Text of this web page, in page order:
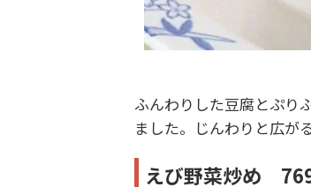
ふんわりした豆腐とぷり
ました。じんわりと広が
えび野菜炒め